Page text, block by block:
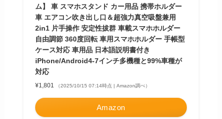
ム】 車 スマホスタンド カー用品 携帯ホルダー
車 エアコン吹き出し口＆超強力真空吸盤兼用
2in1 片手操作 安定性拔群 車載スマホホルダー
自由調節 360度回転 車用スマホホルダー 手帳型
ケース対応 車用品 日本語説明書付き
iPhone/Android4-7インチ多機種と99%車種が
対応
¥1,801 （2025/10/15 07:14時点 | Amazon調べ）
Amazon